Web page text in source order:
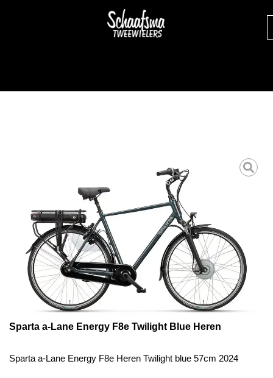
Sparta a-Lane Energy F8e Twilight Blue Heren
Sparta a-Lane Energy F8e Heren Twilight blue 57cm 2024